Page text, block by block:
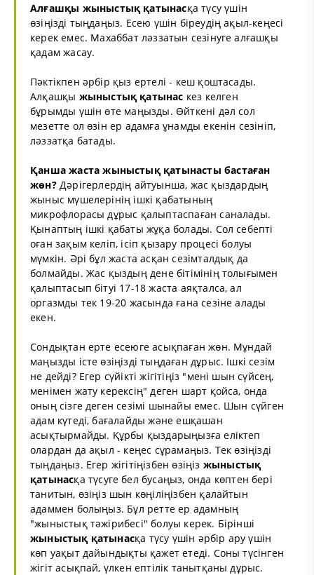
Алғашқы жыныстық қатынасқа түсу үшін
өзіңізді тыңдаңыз. Есею үшін біреудің ақыл-кеңесі
керек емес. Махаббат ләззатын сезінуге алғашқы
қадам жасау.
Пәктікпен әрбір қыз ертелі - кеш қоштасады.
Алқашқы жыныстық қатынас кез келген
бұрымды үшін өте маңызды. Өйткені дәл сол
мезетте ол өзін ер адамға ұнамды екенін сезініп,
ләззатқа батады.
Қанша жастажыныстық қатынасты бастаған
жөн?Дәрігерлердің айтуынша, жас қыздардың
жыныс мүшелерінің ішкі қабатының
микрофлорасы дұрыс қалыптаспаған саналады.
Қынаптың ішкі қабаты жұқа болады. Сол себепті
оған зақым келіп, ісіп қызару процесі болуы
мүмкін. Әрі бұл жаста асқан сезімталдық да
болмайды. Жас қыздың дене бітімінің толығымен
қалыптасып бітуі 17-18 жаста аяқталса, ал
оргазмды тек 19-20 жасында ғана сезіне алады
екен.
Сондықтан ерте есеюге асықпаған жөн. Мұндай
маңызды істе өзіңізді тыңдаған дұрыс. Ішкі сезім
не дейді? Егер сүйікті жігітіңіз "мені шын сүйсең,
менімен жату керексің" деген шарт қойса, онда
оның сізге деген сезімі шынайы емес. Шын сүйген
адам күтеді, бағалайды және ешқашан
асықтырмайды. Құрбы қыздарыңызға еліктеп
олардан да ақыл - кеңес сұрамаңыз. Тек өзіңізді
тыңдаңыз. Егер жігітіңізбен өзіңіз жыныстық
қатынасқа түсуге бел бусаңыз, онда көптен бері
танитын, өзіңіз шын көңіліңізбен қалайтын
адаммен болыңыз. Бұл ретте ер адамның
"жыныстық тәжірибесі" болуы керек. Бірінші
жыныстық қатынасқа түсу үшін әрбір ару үшін
көп уақыт дайындықты қажет етеді. Соны түсінген
жігіт асықпай, үлкен ептілік танытқаны дұрыс.